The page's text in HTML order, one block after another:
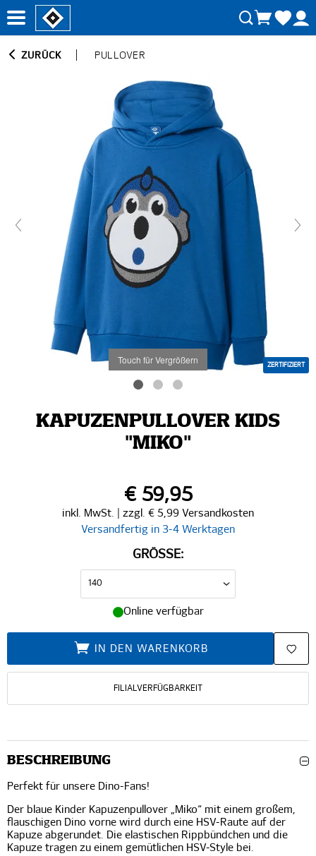
ZURÜCK PULLOVER
Touch für Vergrößern ZERTIFIZIERT
KAPUZENPULLOVER KIDS
"MIKO"
€ 59,95
inkl. MwSt. | zzgl. € 5,99 Versandkosten
Versandfertig in 3-4 Werktagen
GRÖSSE:
Online verfügbar
IN DEN WARENKORB
FILIALVERFÜGBARKEIT
BESCHREIBUNG
Perfekt für unsere Dino-Fans!
Der blaue Kinder Kapuzenpullover „Miko“ mit einem großem,
flauschigen Dino vorne wird durch eine HSV-Raute auf der
Kapuze abgerundet. Die elastischen Rippbündchen und die
Kapuze tragen zu einem gemütlichen HSV-Style bei.